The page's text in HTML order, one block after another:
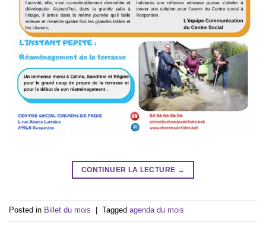
CONTINUER LA LECTURE →
Posted in Billet du mois Tagged agenda du mois